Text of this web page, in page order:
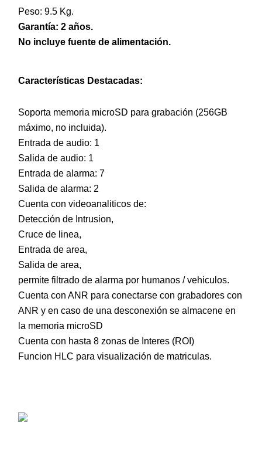
Peso: 9.5 Kg.
Garantía: 2 años.
No incluye fuente de alimentación.
Características Destacadas:
Soporta memoria microSD para grabación (256GB
máximo, no incluida).
Entrada de audio: 1
Salida de audio: 1
Entrada de alarma: 7
Salida de alarma: 2
Cuenta con videoanaliticos de:
Detección de Intrusion,
Cruce de linea,
Entrada de area,
Salida de area,
permite filtrado de alarma por humanos / vehiculos.
Cuenta con ANR para conectarse con grabadores con
ANR y en caso de una desconexión se almacene en
la memoria microSD
Cuenta con hasta 8 zonas de Interes (ROI)
Funcion HLC para visualización de matriculas.